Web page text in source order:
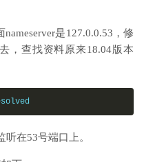
是127.0.0.53，修
，查找资料原来18.04版本
在53号端口上。